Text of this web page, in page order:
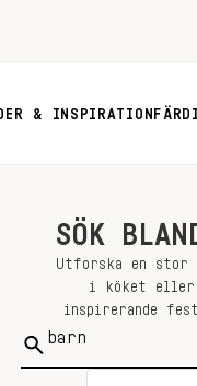
& INSPIRATION
SÖK
Utforska en stor
i köket eller
inspirerande
Sök